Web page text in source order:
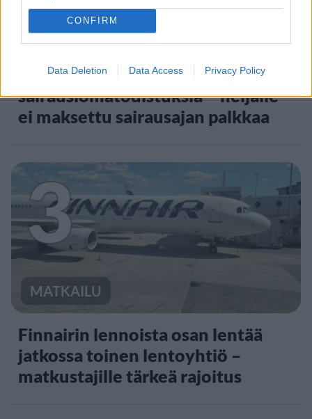
CONFIRM
Data Deletion Data Access Privacy Policy
UUTISET
etälääkärin
sairauslomatodistuksia – neljälle
ei maksettu sairausajan palkkaa
3
MATKAILU
Finnairin lennoista osan lentää
jatkossa toinen lentoyhtiö –
matkustajille tärkeä rajoitus